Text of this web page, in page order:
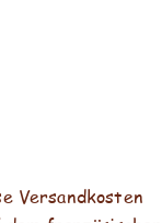
Versandkosten